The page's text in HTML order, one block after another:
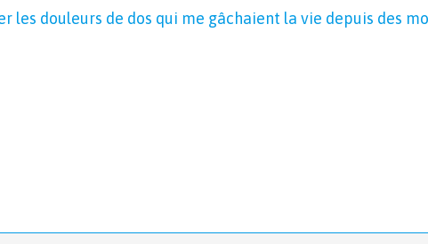
les douleurs de dos qui me gâchaient la vie depuis des